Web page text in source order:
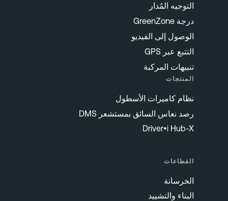
التوجيه المُدار
درجة GreenZone
الوصول إلى الفيديو
التتبع عبر GPS
تنبيهات المركبة
المنتجات
نظام كاميرات الأسطول
رصد نعاس السائق بمستشعر DMS
Driver•i Hub-X
القطاعات
الخرسانة
البناء والتشييد